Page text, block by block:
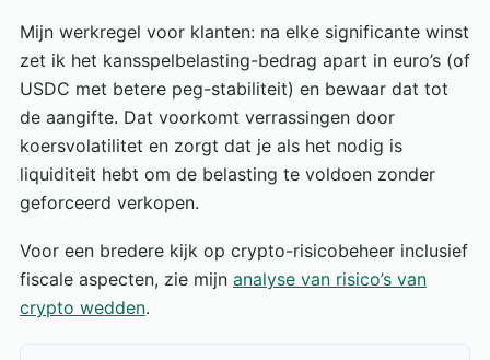
Mijn werkregel voor klanten: na elke significante winst
zet ik het kansspelbelasting-bedrag apart in euro’s (of
USDC met betere peg-stabiliteit) en bewaar dat tot
de aangifte. Dat voorkomt verrassingen door
koersvolatilitet en zorgt dat je als het nodig is
liquiditeit hebt om de belasting te voldoen zonder
geforceerd verkopen.
Voor een bredere kijk op crypto-risicobeheer inclusief
fiscale aspecten, zie mijn analyse van risico’s van
crypto wedden.